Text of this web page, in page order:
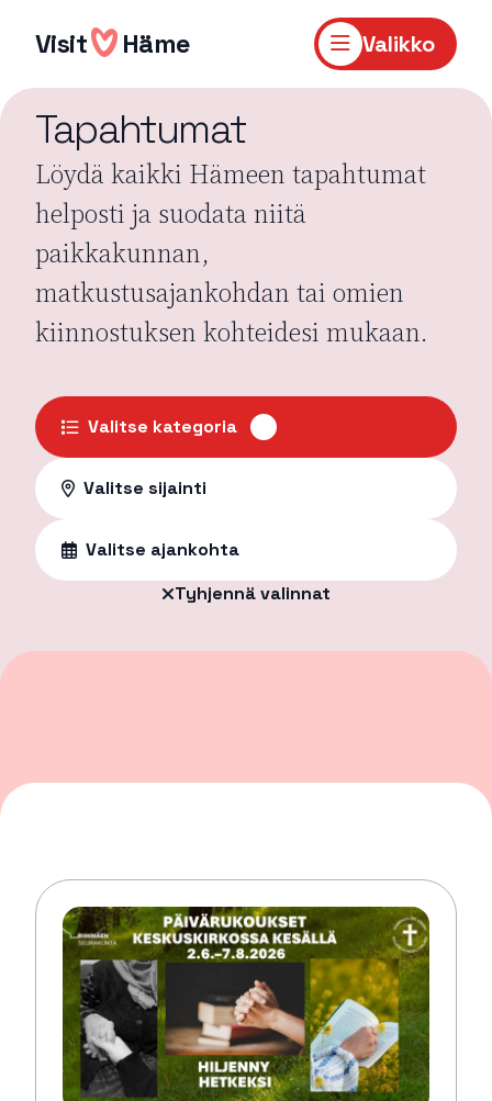
sisältöön
Visit Häme Valikko
Tapahtumat
Löydä kaikki Hämeen tapahtumat
helposti ja suodata niitä
paikkakunnan,
matkustusajankohdan tai omien
kiinnostuksen kohteidesi mukaan.
Valitse kategoria
Valitse sijainti
Valitse ajankohta
Tyhjennä valinnat